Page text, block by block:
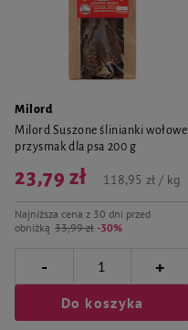
Milord
Milord Suszone ślinianki wołowe
przysmak dla psa 200 g
Najniższa cena z 30 dni przed
obniżką 33,99 zł -30%
23,79 zł 118,95 zł / kg
- +
Do koszyka